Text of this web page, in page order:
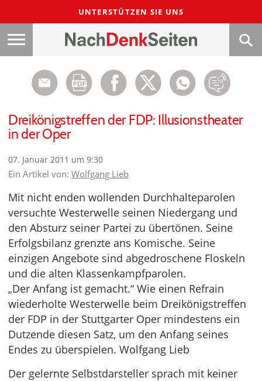
UNTERSTÜTZEN SIE UNS
Dreikönigstreffen der FDP: Illusionstheater
in der Oper
07. Januar 2011 um 9:30
Ein Artikel von: Wolfgang Lieb
Mit nicht enden wollenden Durchhalteparolen
versuchte Westerwelle seinen Niedergang und
den Absturz seiner Partei zu übertönen. Seine
Erfolgsbilanz grenzte ans Komische. Seine
einzigen Angebote sind abgedroschene Floskeln
und die alten Klassenkampfparolen.
„Der Anfang ist gemacht.“ Wie einen Refrain
wiederholte Westerwelle beim Dreikönigstreffen
der FDP in der Stuttgarter Oper mindestens ein
Dutzende diesen Satz, um den Anfang seines
Endes zu überspielen. Wolfgang Lieb
Der gelernte Selbstdarsteller sprach mit keiner